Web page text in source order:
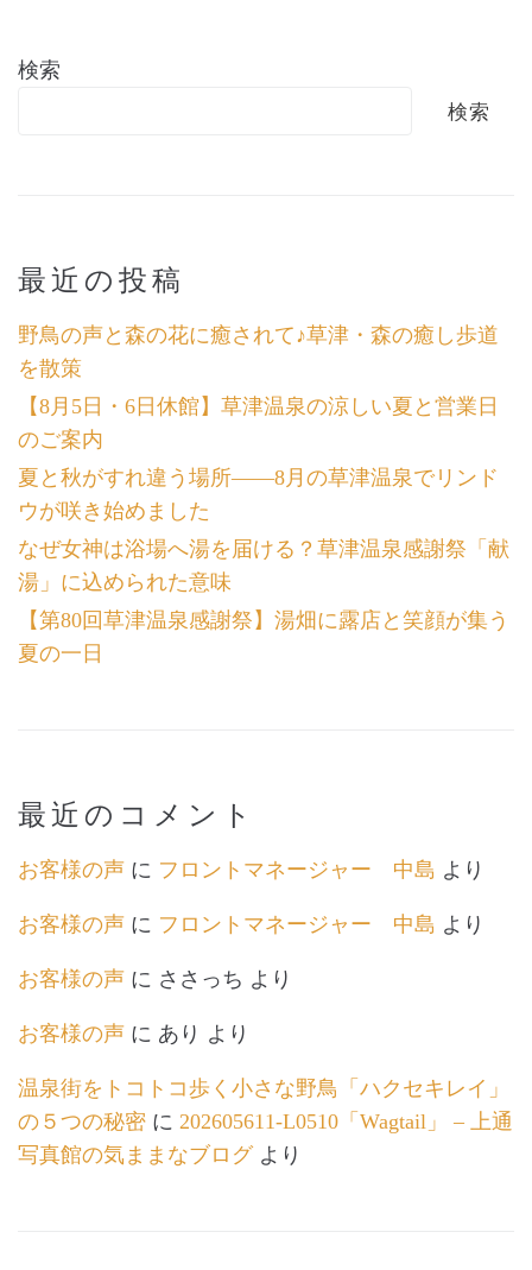
検索
検索
最近の投稿
野鳥の声と森の花に癒されて♪草津・森の癒し歩道
を散策
【8月5日・6日休館】草津温泉の涼しい夏と営業日
のご案内
夏と秋がすれ違う場所――8月の草津温泉でリンド
ウが咲き始めました
なぜ女神は浴場へ湯を届ける？草津温泉感謝祭「献
湯」に込められた意味
【第80回草津温泉感謝祭】湯畑に露店と笑顔が集う
夏の一日
最近のコメント
お客様の声 に フロントマネージャー 中島 より
お客様の声 に フロントマネージャー 中島 より
お客様の声 に ささっち より
お客様の声 に あり より
温泉街をトコトコ歩く小さな野鳥「ハクセキレイ」
の５つの秘密 に 202605611-L0510「Wagtail」 – 上通
写真館の気ままなブログより